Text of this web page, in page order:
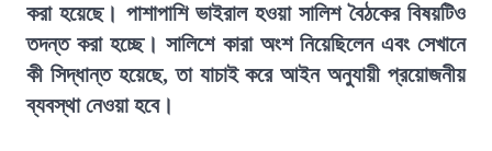
করা হয়েছে। পাশাপাশি ভাইরাল হওয়া সালিশ বৈঠকের বিষয়টিও
তদন্ত করা হচ্ছে। সালিশে কারা অংশ নিয়েছিলেন এবং সেখানে
কী সিদ্ধান্ত হয়েছে, তা যাচাই করে আইন অনুযায়ী প্রয়োজনীয়
ব্যবস্থা নেওয়া হবে।